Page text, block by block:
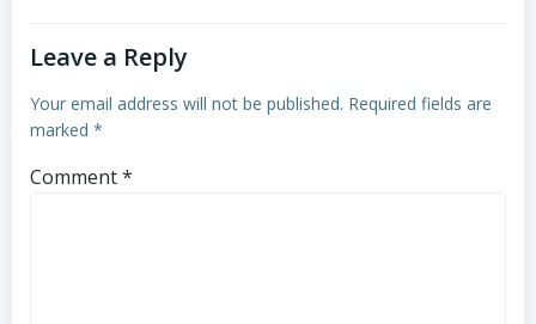
Leave a Reply
Your email address will not be published. Required fields are
marked *
Comment*